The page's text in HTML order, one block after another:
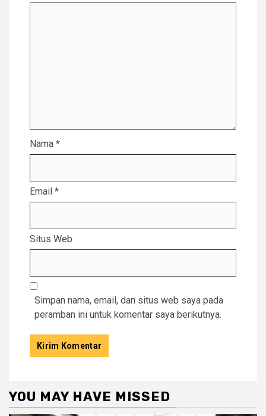
Nama *
Email *
Situs Web
Simpan nama, email, dan situs web saya pada
peramban ini untuk komentar saya berikutnya.
YOU MAY HAVE MISSED